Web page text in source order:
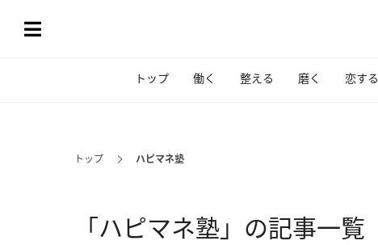
トップ 働く 整える 磨く 恋する
トップ ハピマネ塾
「ハピマネ塾」の記事一覧